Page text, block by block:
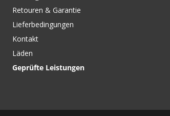
Retouren & Garantie
Lieferbedingungen
Kontakt
Läden
Geprüfte Leistungen